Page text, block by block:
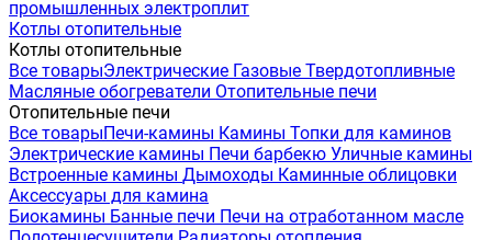
промышленных электроплит
Котлы отопительные
Котлы отопительные
Все товарыЭлектрические Газовые Твердотопливные
Масляные обогреватели Отопительные печи
Отопительные печи
Все товарыПечи-камины Камины Топки для каминов
Электрические камины Печи барбекю Уличные камины
Встроенные камины Дымоходы Каминные облицовки
Аксессуары для камина
Биокамины Банные печи Печи на отработанном масле